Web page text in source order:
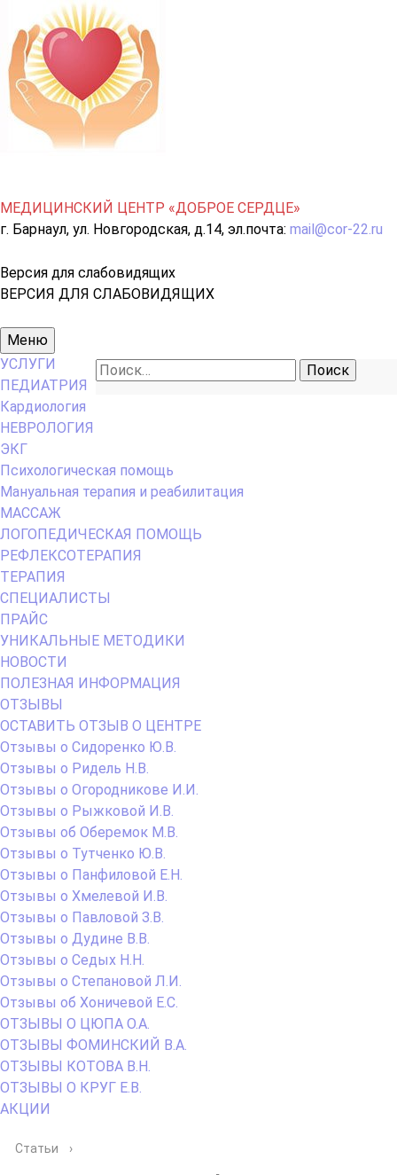
МЕДИЦИНСКИЙ ЦЕНТР «ДОБРОЕ СЕРДЦЕ»
г. Барнаул, ул. Новгородская, д.14, эл.почта: mail@cor-22.ru
Версия для слабовидящих
ВЕРСИЯ ДЛЯ СЛАБОВИДЯЩИХ
Основное
меню
Меню
Найти:
УСЛУГИ
ПЕДИАТРИЯ
Кардиология
НЕВРОЛОГИЯ
ЭКГ
Психологическая помощь
Мануальная терапия и реабилитация
МАССАЖ
ЛОГОПЕДИЧЕСКАЯ ПОМОЩЬ
РЕФЛЕКСОТЕРАПИЯ
ТЕРАПИЯ
СПЕЦИАЛИСТЫ
ПРАЙС
УНИКАЛЬНЫЕ МЕТОДИКИ
НОВОСТИ
ПОЛЕЗНАЯ ИНФОРМАЦИЯ
ОТЗЫВЫ
ОСТАВИТЬ ОТЗЫВ О ЦЕНТРЕ
Отзывы о Сидоренко Ю.В.
Отзывы о Ридель Н.В.
Отзывы о Огородникове И.И.
Отзывы о Рыжковой И.В.
Отзывы об Оберемок М.В.
Отзывы о Тутченко Ю.В.
Отзывы о Панфиловой Е.Н.
Отзывы о Хмелевой И.В.
Отзывы о Павловой З.В.
Отзывы о Дудине В.В.
Отзывы о Седых Н.Н.
Отзывы о Степановой Л.И.
Отзывы об Хоничевой Е.С.
ОТЗЫВЫ О ЦЮПА О.А.
ОТЗЫВЫ ФОМИНСКИЙ В.А.
ОТЗЫВЫ КОТОВА В.Н.
ОТЗЫВЫ О КРУГ Е.В.
АКЦИИ
Статьи ›